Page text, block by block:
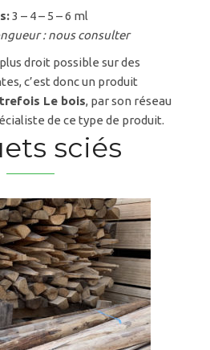
3 – 4 – 5 – 6 ml
: nous consulter
droit possible sur des
c’est donc un produit
Le bois, par son réseau
de ce type de produit.
sciés